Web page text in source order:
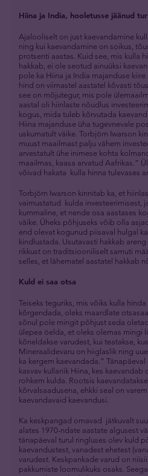
Hiina ja India, hooletusse jäänud
Ajalooliselt on just kaevandamine
ning kui kaevandamine on soikus,
protsenti aastas. Kuid see, mis kulla
hakkab, ei ole seotud ainuüksi
pole ka Hiina ja India majanduse
hind on viimastel aastatel kõvasti
see on mõjutegur, mis pole
aastal oli hiinlaste nõudlus
kogus, mida tuleb kõrvutada
Hiina majanduse üha tugevnevale
uskumatult väike. Torbjörn Iwarson
muust maailmast palju vähem
arvestatult ühe inimese kohta
maailmas, kaasa arvatud Aafrikas.”
võivad hakata kulla hinna tulevases
Torbjörn Iwarson kinnitab ka, et
vaimustatud kulda investeerimisest,
kummaline, et nende osa aastases
väike. Üheks põhjuseks võib olla
end olevat kogunud piisaval hulgal
kindlustada. Usutavasti hakkab
rikkust on traditsiooniliselt samuti
selles, et lähematel aastatel hakkab
Kuld ei saa otsa
Teiseks teguriks, mis võiks kulla
kõrgendada, oleks maardlate
sõnul pole mingit põhjust seda
ülepea öelda, et oleks olemas mingi
kõneldakse varudest, kui teatakse,
Mineraalidevaru on hiiglaslik ning
ka kergem kaevandada.”
kasvav kullariik Hiina, kes
rohkem kulda. Rootsis
kõrvalsaadusena, ehkki seal on
kaevandavaid kaevandusi.
Ka keskpangad omavad jätkuvalt
alates 1970-ndate aastate algusest
tänapäeval turul ringluses olev kuld
kaevandustest, vanadest ehetest
varudest. Keskpankade varud on
pakkumiste loomulikuks osaks.